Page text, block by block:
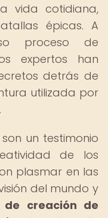
vida cotidiana,
épicas. A
proceso de
expertos han
detrás de
utilizada por
un testimonio
de los
plasmar en las
del mundo y
de creación de